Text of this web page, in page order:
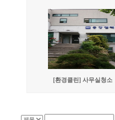
[환경클린] 사무실청소